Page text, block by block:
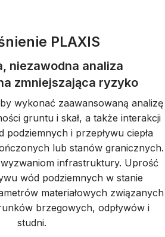
PLAXIS
niezawodna analiza
zmniejszająca ryzyko
wykonać zaawansowaną analizę
gruntu i skał, a także interakcji
i przepływu ciepła
lub stanów granicznych.
wyzwaniom infrastruktury. Uprość
wód podziemnych w stanie
materiałowych związanych
brzegowych, odpływów i
studni.